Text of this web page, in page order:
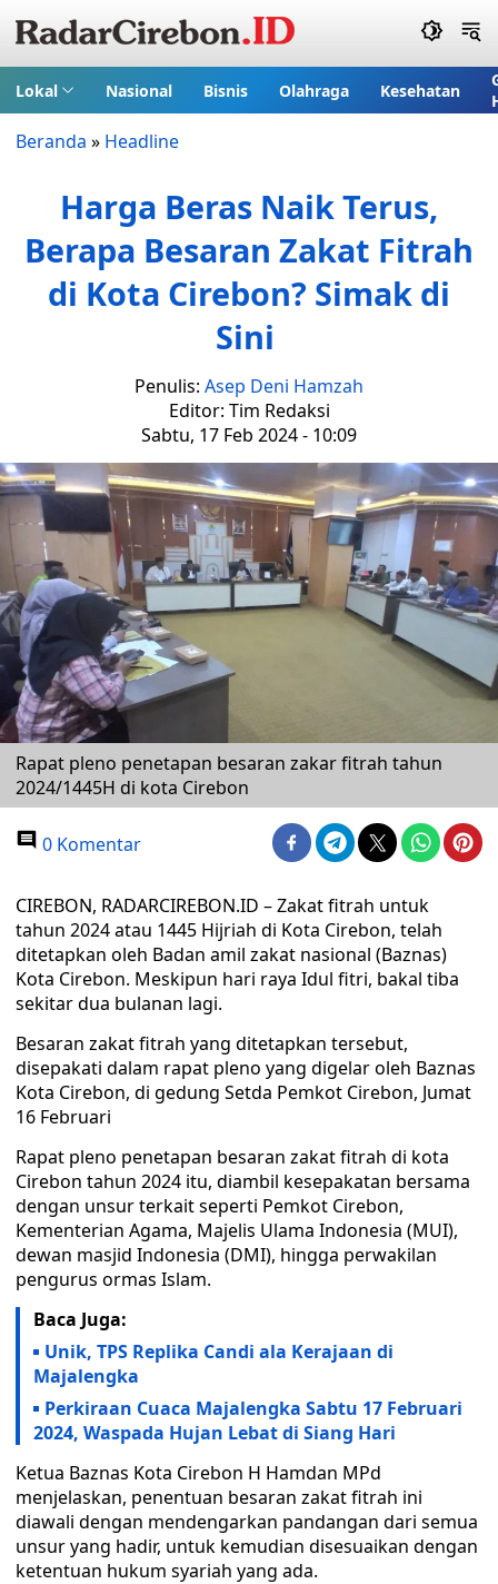
Lokal Nasional Bisnis Olahraga Kesehatan
Beranda » Headline
Harga Beras Naik Terus,
Berapa Besaran Zakat Fitrah
di Kota Cirebon? Simak di
Sini
Penulis: Asep Deni Hamzah
Editor: Tim Redaksi
Sabtu, 17 Feb 2024 - 10:09
Rapat pleno penetapan besaran zakar fitrah tahun
2024/1445H di kota Cirebon
0 Komentar
CIREBON, RADARCIREBON.ID – Zakat fitrah untuk
tahun 2024 atau 1445 Hijriah di Kota Cirebon, telah
ditetapkan oleh Badan amil zakat nasional (Baznas)
Kota Cirebon. Meskipun hari raya Idul fitri, bakal tiba
sekitar dua bulanan lagi.
Besaran zakat fitrah yang ditetapkan tersebut,
disepakati dalam rapat pleno yang digelar oleh Baznas
Kota Cirebon, di gedung Setda Pemkot Cirebon, Jumat
16 Februari
Rapat pleno penetapan besaran zakat fitrah di kota
Cirebon tahun 2024 itu, diambil kesepakatan bersama
dengan unsur terkait seperti Pemkot Cirebon,
Kementerian Agama, Majelis Ulama Indonesia (MUI),
dewan masjid Indonesia (DMI), hingga perwakilan
pengurus ormas Islam.
Baca Juga:
Unik, TPS Replika Candi ala Kerajaan di
Majalengka
Perkiraan Cuaca Majalengka Sabtu 17 Februari
2024, Waspada Hujan Lebat di Siang Hari
Ketua Baznas Kota Cirebon H Hamdan MPd
menjelaskan, penentuan besaran zakat fitrah ini
diawali dengan mendengarkan pandangan dari semua
unsur yang hadir, untuk kemudian disesuaikan dengan
ketentuan hukum syariah yang ada.